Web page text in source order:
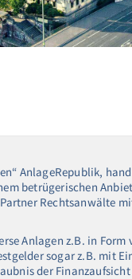
AnlageRepublik,
betrügerischen
Rechtsanwälte
Anlagen z.B. in Form
sogar z.B. mit
der Finanzaufsicht